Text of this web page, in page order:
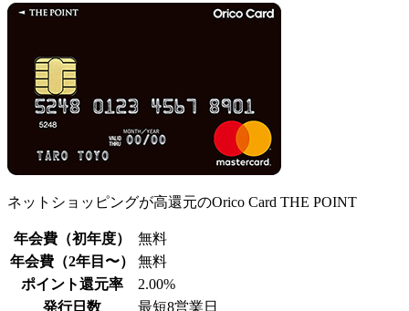
ネットショッピングが高還元のOrico Card THE POINT
年会費（初年度）
無料
年会費（2年目〜）
無料
ポイント還元率
2.00%
発行日数
最短8営業日